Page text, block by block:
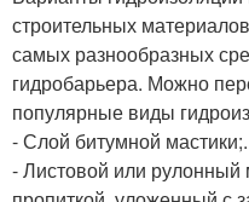
строительных
самых разнообразных
гидробарьера. Можно
популярные виды
- Слой битумной мастики;.
- Листовой или рулонный